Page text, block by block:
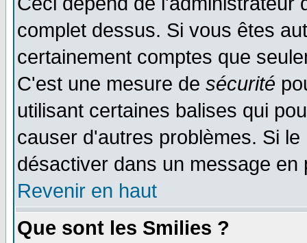
complet dessus. Si vous êtes
certainement comptes que
C'est une mesure de sécurité
utilisant certaines balises qui
causer d'autres problèmes. Si
désactiver dans un message
Revenir en haut
Que sont les Smilies ?